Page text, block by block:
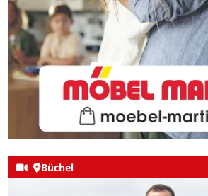
Büchel